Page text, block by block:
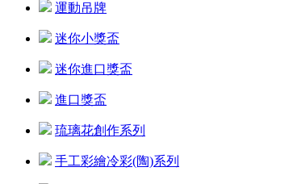
運動吊牌
迷你小獎盃
迷你進口獎盃
進口獎盃
琉璃花創作系列
手工彩繪冷彩(陶)系列